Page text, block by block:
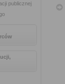
publicznej